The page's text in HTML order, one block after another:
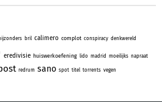
bril calimero complot conspiracy denkwereld
eredivisie huiswerkoefening lido madrid moeilijks napraat
redrum sano spot titel torrents vegen